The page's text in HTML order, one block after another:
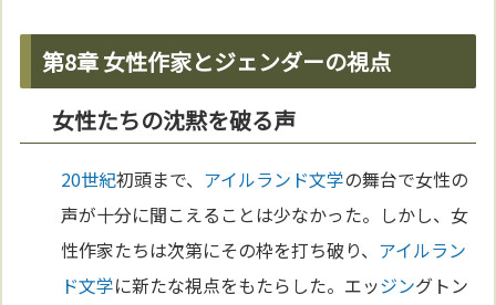
第8章 女性作家とジェンダーの視点
女性たちの沈黙を破る声
20世紀初頭まで、 アイルランド文学の舞台で女性の
声が十分に聞こえることは少なかった。しかし、女
性作家たちは次第にその枠を打ち破り、 アイルラン
ド文学に新たな視点をもたらした。エッジングトン